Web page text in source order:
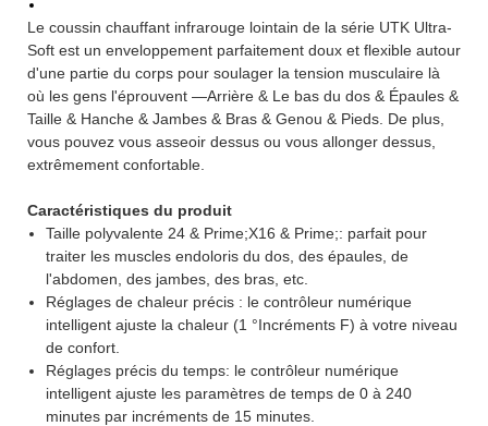
Le coussin chauffant infrarouge lointain de la série UTK Ultra-
Soft est un enveloppement parfaitement doux et flexible autour
d'une partie du corps pour soulager la tension musculaire là
où les gens l'éprouvent —Arrière & Le bas du dos & Épaules &
Taille & Hanche & Jambes & Bras & Genou & Pieds. De plus,
vous pouvez vous asseoir dessus ou vous allonger dessus,
extrêmement confortable.
Caractéristiques du produit
Taille polyvalente 24 & Prime;X16 & Prime;: parfait pour
traiter les muscles endoloris du dos, des épaules, de
l'abdomen, des jambes, des bras, etc.
Réglages de chaleur précis : le contrôleur numérique
intelligent ajuste la chaleur (1 °Incréments F) à votre niveau
de confort.
Réglages précis du temps: le contrôleur numérique
intelligent ajuste les paramètres de temps de 0 à 240
minutes par incréments de 15 minutes.